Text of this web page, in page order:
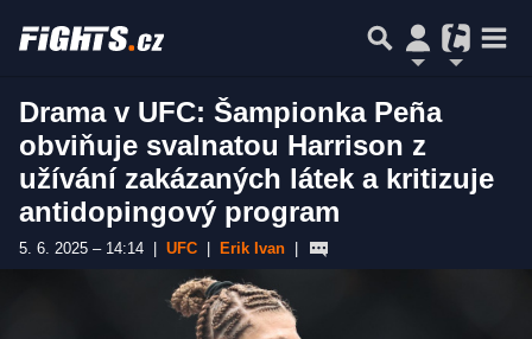
Drama v UFC: Šampionka Peña
obviňuje svalnatou Harrison z
užívání zakázaných látek a kritizuje
antidopingový program
5. 6. 2025 – 14:14 UFC Erik Ivan